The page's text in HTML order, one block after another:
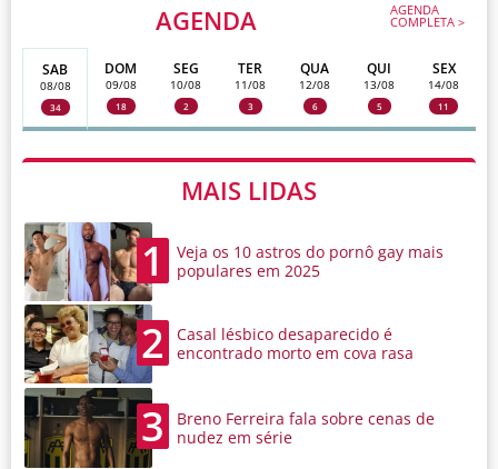
AGENDA AGENDA
COMPLETA >
SAB
08/08
34
DOM
09/08
18
SEG
10/08
2
TER
11/08
3
QUA
12/08
6
QUI
13/08
5
SEX
14/08
11
MAIS LIDAS
1
Veja os 10 astros do pornô gay mais
populares em 2025
2
Casal lésbico desaparecido é
encontrado morto em cova rasa
3
Breno Ferreira fala sobre cenas de
nudez em série